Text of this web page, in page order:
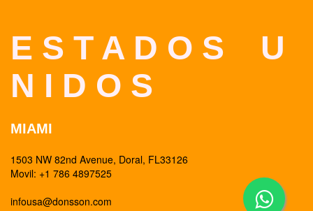
E S T A D O S U
N I D O S
MIAMI
1503 NW 82nd Avenue, Doral, FL33126
Movil: +1 786 4897525
infousa@donsson.com